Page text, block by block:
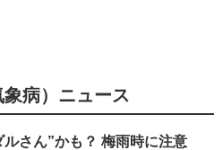
病）ニュース
ルさん”かも？ 梅雨時に注意